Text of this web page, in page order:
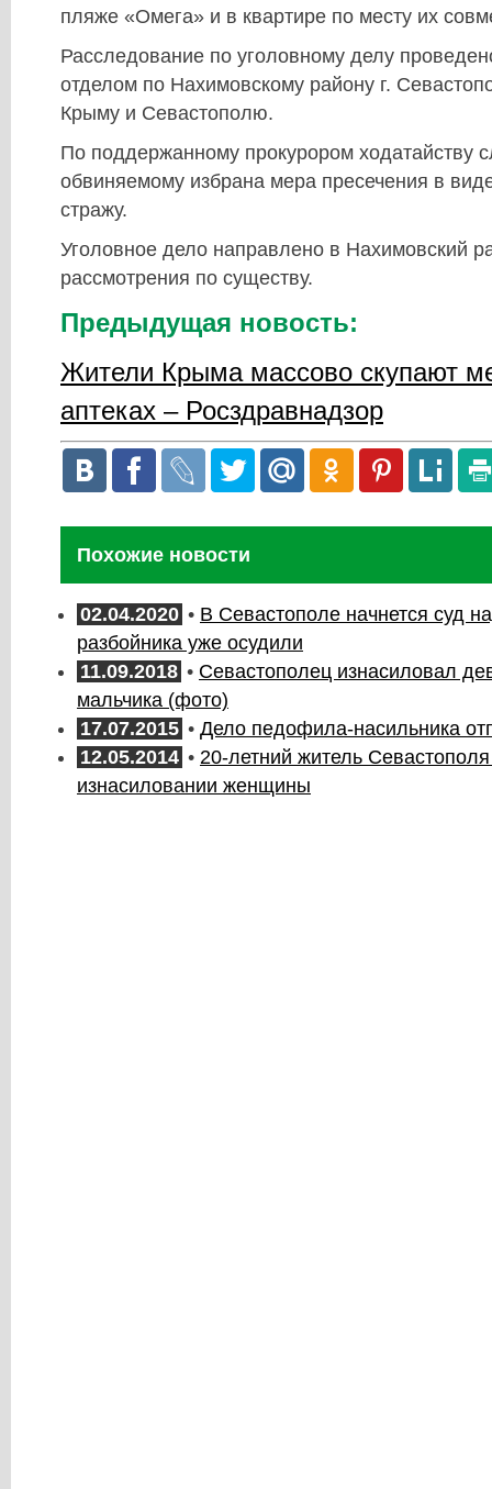
пляже «Омега» и в квартире по месту их
Расследование по уголовному делу
отделом по Нахимовскому району г.
Крыму и Севастополю.
По поддержанному прокурором ходатайству
обвиняемому избрана мера пресечения в
стражу.
Уголовное дело направлено в Нахимовский
рассмотрения по существу.
Предыдущая новость:
Жители Крыма массово скупают
аптеках – Росздравнадзор
Похожие новости
02.04.2020 • В Севастополе начнется суд
разбойника уже осудили
11.09.2018 • Севастополец изнасиловал
мальчика (фото)
17.07.2015 • Дело педофила-насильника
12.05.2014 • 20-летний житель
изнасиловании женщины